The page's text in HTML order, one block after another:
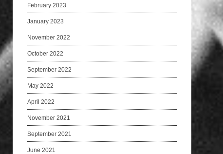
February 2023
January 2023
November 2022
October 2022
September 2022
May 2022
April 2022
November 2021
September 2021
June 2021